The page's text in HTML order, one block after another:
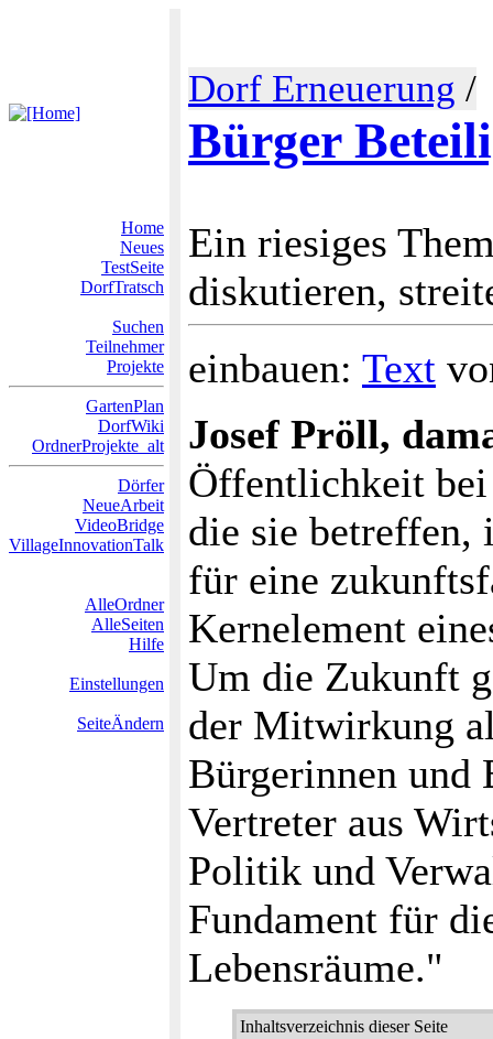
Dorf Erneuerung /
Bürger
Home
Neues
TestSeite
DorfTratsch
Suchen
Teilnehmer
Projekte
GartenPlan
DorfWiki
OrdnerProjekte_alt
Dörfer
NeueArbeit
VideoBridge
VillageInnovationTalk
AlleOrdner
AlleSeiten
Hilfe
Einstellungen
SeiteÄndern
Ein riesiges
diskutieren,
einbauen: Text
Josef Pröll,
Öffentlichkeit bei
die sie betreffen,
für eine
Kernelement
Um die Zukunft
der Mitwirkung
Bürgerinnen und
Vertreter aus
Politik und
Fundament für
Lebensräume."
Inhaltsverzeichnis dieser Seite